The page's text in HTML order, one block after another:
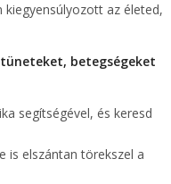
kiegyensúlyozott az életed,
betegségeket
segítségével, és keresd
is elszántan törekszel a